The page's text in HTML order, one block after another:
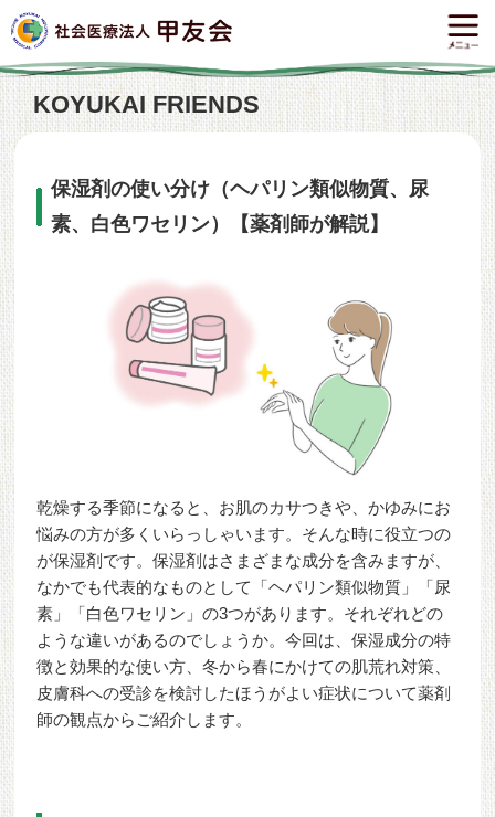
KOYUKAI FRIENDS
保湿剤の使い分け（ヘパリン類似物質、尿
素、白色ワセリン）【薬剤師が解説】
乾燥する季節になると、お肌のカサつきや、かゆみにお
悩みの方が多くいらっしゃいます。そんな時に役立つの
が保湿剤です。保湿剤はさまざまな成分を含みますが、
なかでも代表的なものとして「ヘパリン類似物質」「尿
素」「白色ワセリン」の3つがあります。それぞれどの
ような違いがあるのでしょうか。今回は、保湿成分の特
徴と効果的な使い方、冬から春にかけての肌荒れ対策、
皮膚科への受診を検討したほうがよい症状について薬剤
師の観点からご紹介します。